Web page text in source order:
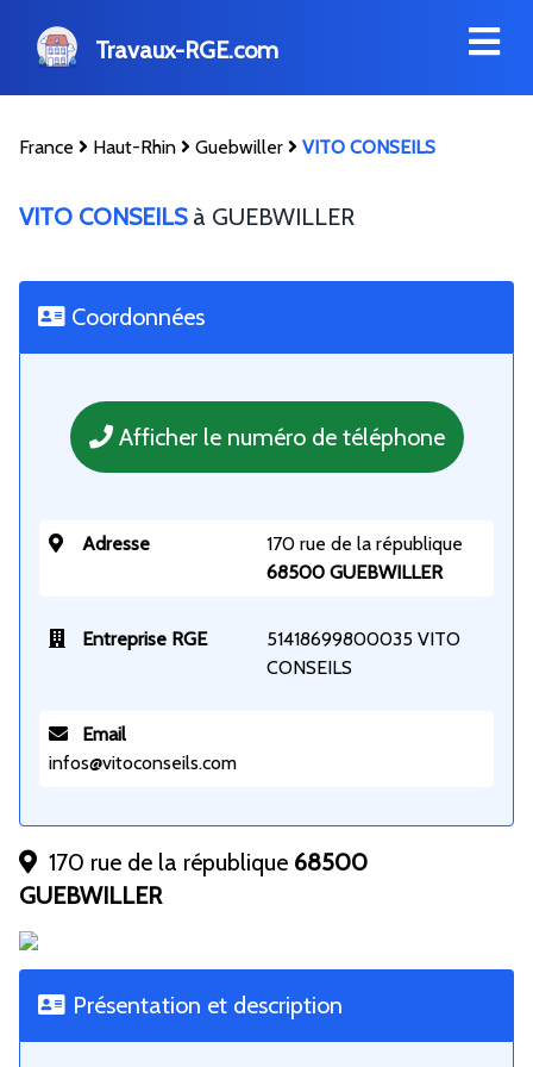
Travaux-RGE.com
France Haut-Rhin Guebwiller VITO CONSEILS
VITO CONSEILS à GUEBWILLER
Coordonnées
Afficher le numéro de téléphone
Adresse
170 rue de la république
68500 GUEBWILLER
Entreprise RGE
51418699800035 VITO
CONSEILS
Email
infos@vitoconseils.com
170 rue de la république 68500
GUEBWILLER
Présentation et description